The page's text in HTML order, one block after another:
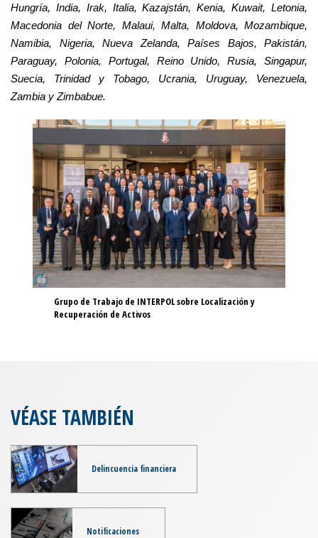
Hungría, India, Irak, Italia, Kazajstán, Kenia, Kuwait, Letonia,
Macedonia del Norte, Malaui, Malta, Moldova, Mozambique,
Namibia, Nigeria, Nueva Zelanda, Países Bajos, Pakistán,
Paraguay, Polonia, Portugal, Reino Unido, Rusia, Singapur,
Suecia, Trinidad y Tobago, Ucrania, Uruguay, Venezuela,
Zambia y Zimbabue.
Grupo de Trabajo de INTERPOL sobre Localización y
Recuperación de Activos
VÉASE TAMBIÉN
Delincuencia financiera
Notificaciones